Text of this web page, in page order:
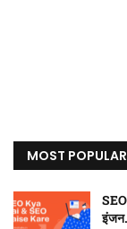
MOST POPULAR